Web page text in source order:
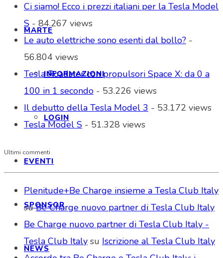
MARTE
INFORMAZIONI
LOGIN
EVENTI
SPONSOR
NEWS
Ci siamo! Ecco i prezzi italiani per la Tesla Model
S - 84.267 views
Le auto elettriche sono esenti dal bollo? -
56.804 views
Tesla Roadster con propulsori Space X: da 0 a
100 in 1 secondo - 53.226 views
Il debutto della Tesla Model 3 - 53.172 views
Tesla Model S - 51.328 views
Ultimi commenti
Plenitude+Be Charge insieme a Tesla Club Italy
suBe Charge nuovo partner di Tesla Club Italy
Be Charge nuovo partner di Tesla Club Italy -
Tesla Club Italy su Iscrizione al Tesla Club Italy